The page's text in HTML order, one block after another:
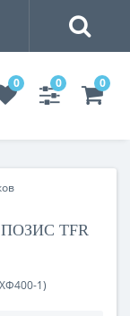
0 0 0
TFR